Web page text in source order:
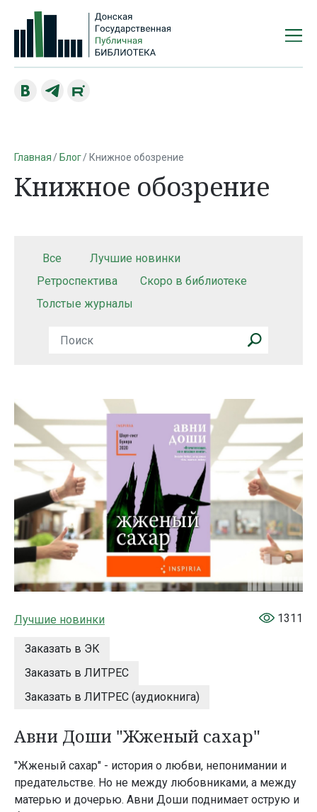
Главная Блог Книжное обозрение
Книжное обозрение
Все
Лучшие новинки
Ретроспектива
Скоро в библиотеке
Толстые журналы
Лучшие новинки
Заказать в ЭК
Заказать в ЛИТРЕС
Заказать в ЛИТРЕС (аудиокнига)
1311
Авни Доши "Жженый сахар"
"Жженый сахар" - история о любви, непонимании и
предательстве. Но не между любовниками, а между
матерью и дочерью. Авни Доши поднимает острую и